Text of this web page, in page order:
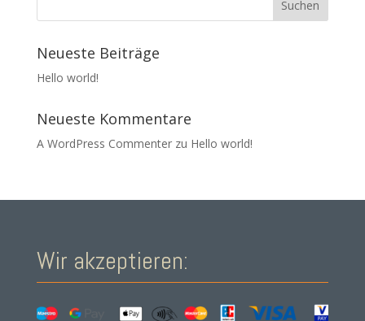
Neueste Beiträge
Hello world!
Neueste Kommentare
A WordPress Commenterzu Hello world!
Wir akzeptieren: